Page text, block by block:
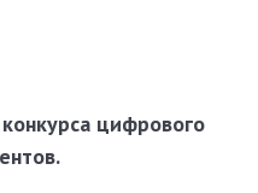
цифрового